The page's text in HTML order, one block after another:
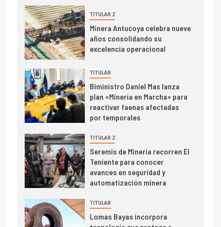
alcanza máximos por escasez
de concentrados
5 I+D
Estudio revela cómo el precio
se relacionan en zonas
mineras
6 I+D
BHP proyecta producción de
toneladas tras récord en
Escondida
7 I+D
Codelco reporta Ebitda de US$
indicadores financieros
TITULAR 2
Minera Antucoya celebra nueve
años consolidando su
excelencia operacional
TITULAR
Biministro Daniel Mas lanza
plan «Minería en Marcha» para
reactivar faenas afectadas
por temporales
TITULAR 2
Seremis de Minería recorren El
Teniente para conocer
avances en seguridad y
automatización minera
TITULAR
Lomas Bayas incorpora